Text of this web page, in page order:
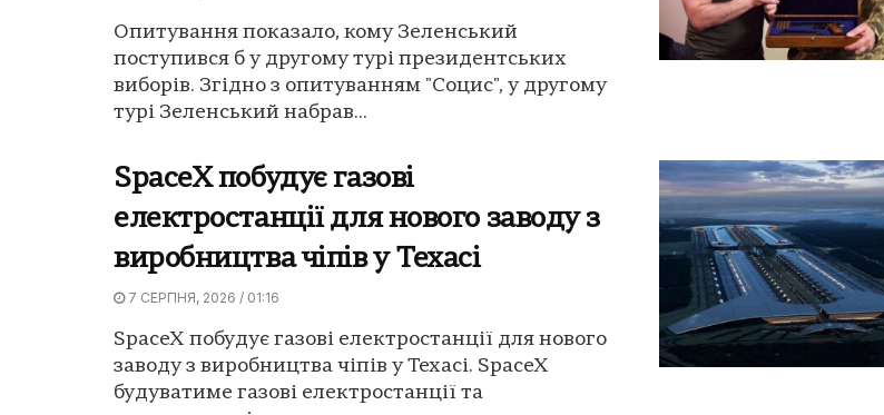
Опитування показало, кому Зеленський
поступився б у другому турі президентських
виборів. Згідно з опитуванням "Социс", у другому
турі Зеленський набрав...
SpaceX побудує газові
електростанції для нового заводу з
виробництва чіпів у Техасі
7 СЕРПНЯ, 2026 / 01:16
SpaceX побудує газові електростанції для нового
заводу з виробництва чіпів у Техасі. SpaceX
будуватиме газові електростанції та